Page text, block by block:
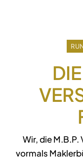
Wir, die
vormals